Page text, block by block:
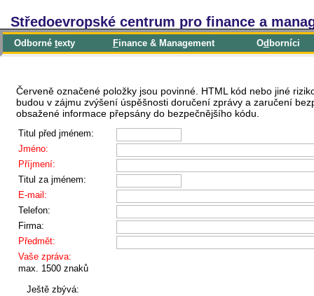
Středoevropské centrum pro finance a
Odborné texty Finance & Management Od borníci
Červeně označené položky jsou povinné. HTML kód nebo jiné
budou v zájmu zvýšení úspěšnosti doručení zprávy a zaručení
obsažené informace přepsány do bezpečnějšího kódu.
Titul před jménem:
Jméno:
Příjmení:
Titul za jménem:
E-mail:
Telefon:
Firma:
Předmět:
Vaše zpráva:
max. 1500 znaků
Ještě zbývá: